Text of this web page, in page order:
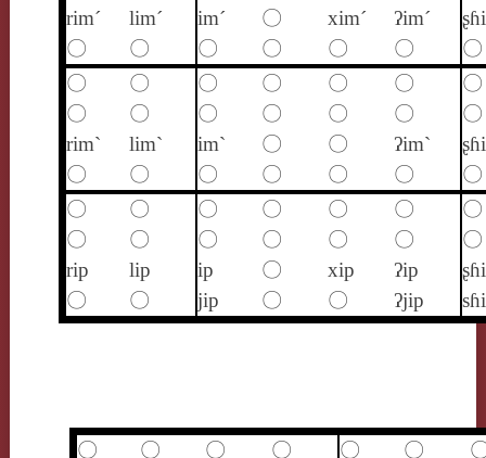
rim´
lim´ im´ 〇 xim´ ʔim´
〇
〇 〇 〇 〇 〇
〇
〇
〇 〇 〇 〇 〇
〇
〇
〇 〇 〇 〇 〇
〇
rim`
lim` im` 〇 〇 ʔim`
〇
〇 〇 〇 〇 〇
〇
〇
〇 〇 〇 〇 〇
〇
〇
〇 〇 〇 〇 〇
〇
rip
lip ip 〇 xip ʔip
〇
〇 jip 〇 〇 ʔjip
〇 〇 〇 〇 〇 〇